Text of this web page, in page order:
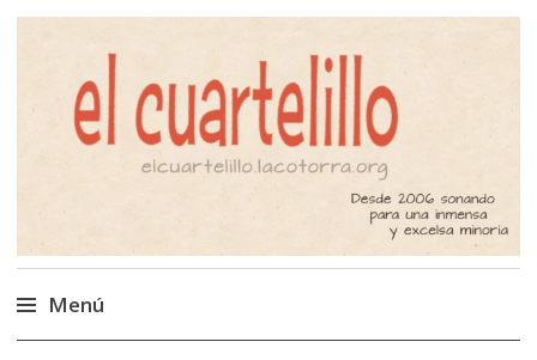
El Cuartelillo
Programa de radio de música
independiente. Podcast
Menú